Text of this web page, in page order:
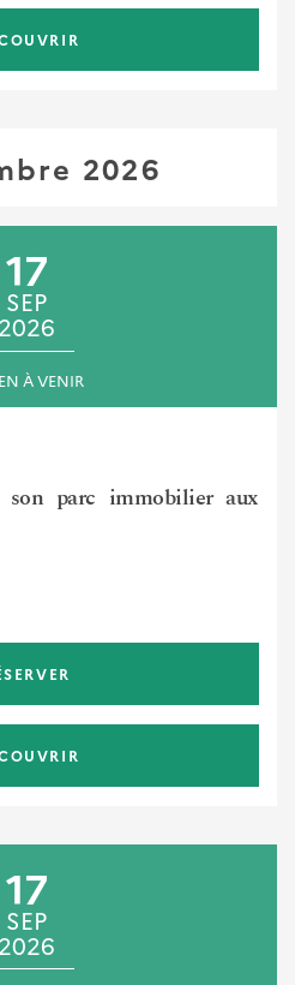
2026
17
SEP
2026
À VENIR
parc immobilier aux
17
SEP
2026